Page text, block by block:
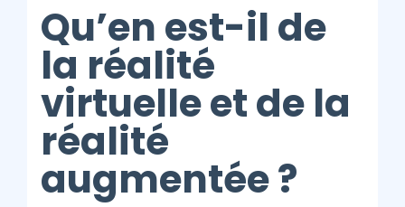
Qu’en est-il de
la réalité
virtuelle et de la
réalité
augmentée ?